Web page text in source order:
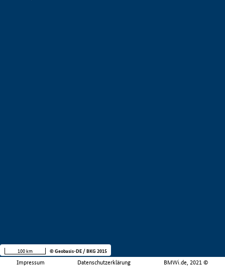
Impressum Datenschutzerklärung BMWi.de, 2021 ©
100 km © Geobasis-DE / BKG 2015